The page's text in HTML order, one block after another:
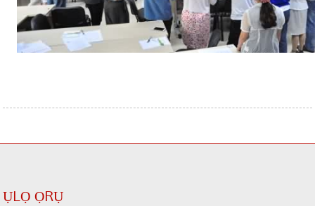
ỤLỌ ỌRỤ